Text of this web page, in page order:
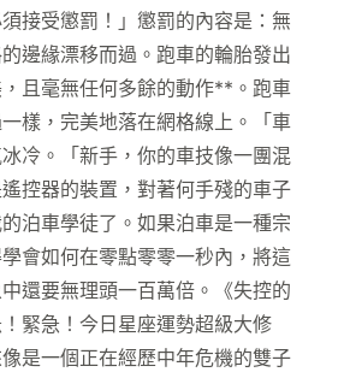
接受懲罰！」懲罰的內容是：無
邊緣漂移而過。跑車的輪胎發出
且毫無任何多餘的動作**。跑車
樣，完美地落在網格線上。「車
冷。「新手，你的車技像一團混
控器的裝置，對著何手殘的車子
泊車學徒了。如果泊車是一種宗
會如何在零點零零一秒內，將這
還要無理頭一百萬倍。《失控的
緊急！今日星座運勢超級大修
是一個正在經歷中年危機的雙子